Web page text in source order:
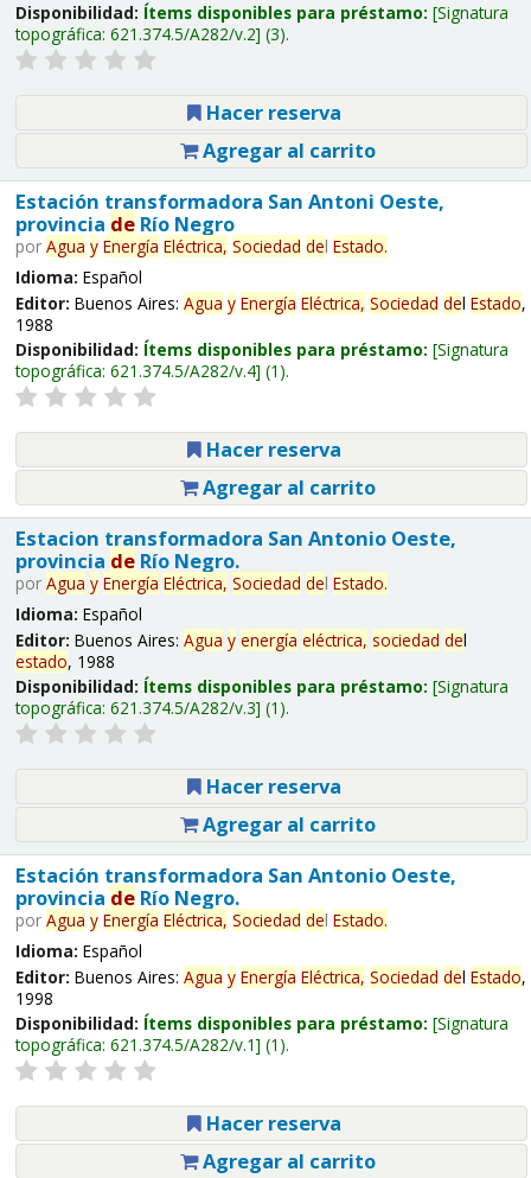
Disponibilidad: Ítems disponibles para préstamo: Signatura
topográfica: 621.374.5/A282/v.2 (3).
Hacer reserva
Agregar al carrito
Estación transformadora San Antoni Oeste,
provincia deRío Negro
por Agua y Energía Eléctrica, Sociedad del Estado.
Idioma: Español
Editor: Buenos Aires: Agua y Energía Eléctrica, Sociedad del Estado,
1988
Disponibilidad: Ítems disponibles para préstamo: Signatura
topográfica: 621.374.5/A282/v.4 (1).
Hacer reserva
Agregar al carrito
Estacion transformadora San Antonio Oeste,
provincia deRío Negro.
por Agua y Energía Eléctrica, Sociedad del Estado.
Idioma: Español
Editor: Buenos Aires: Agua y energía eléctrica, sociedad del
estado, 1988
Disponibilidad: Ítems disponibles para préstamo: Signatura
topográfica: 621.374.5/A282/v.3 (1).
Hacer reserva
Agregar al carrito
Estación transformadora San Antonio Oeste,
provincia deRío Negro.
por Agua y Energía Eléctrica, Sociedad del Estado.
Idioma: Español
Editor: Buenos Aires: Agua y Energía Eléctrica, Sociedad del Estado,
1998
Disponibilidad: Ítems disponibles para préstamo: Signatura
topográfica: 621.374.5/A282/v.1 (1).
Hacer reserva
Agregar al carrito